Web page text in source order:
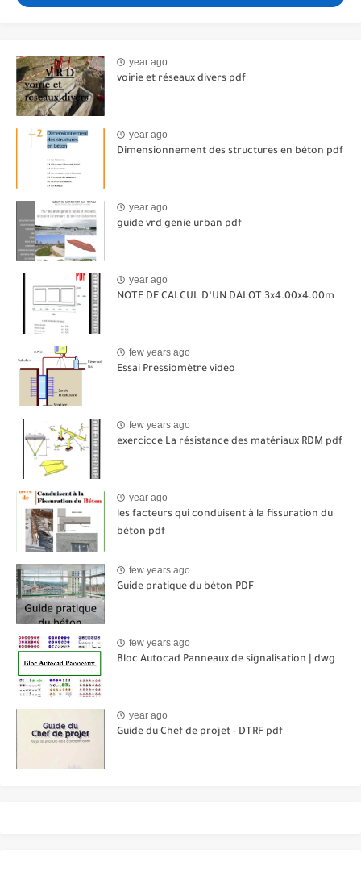
year ago
voirie et réseaux divers pdf
year ago
Dimensionnement des structures en béton pdf
year ago
guide vrd genie urban pdf
year ago
NOTE DE CALCUL D’UN DALOT 3x4.00x4.00m
few years ago
Essai Pressiomètre video
few years ago
exercicce La résistance des matériaux RDM pdf
year ago
les facteurs qui conduisent à la fissuration du
béton pdf
few years ago
Guide pratique du béton PDF
few years ago
Bloc Autocad Panneaux de signalisation | dwg
year ago
Guide du Chef de projet - DTRF pdf